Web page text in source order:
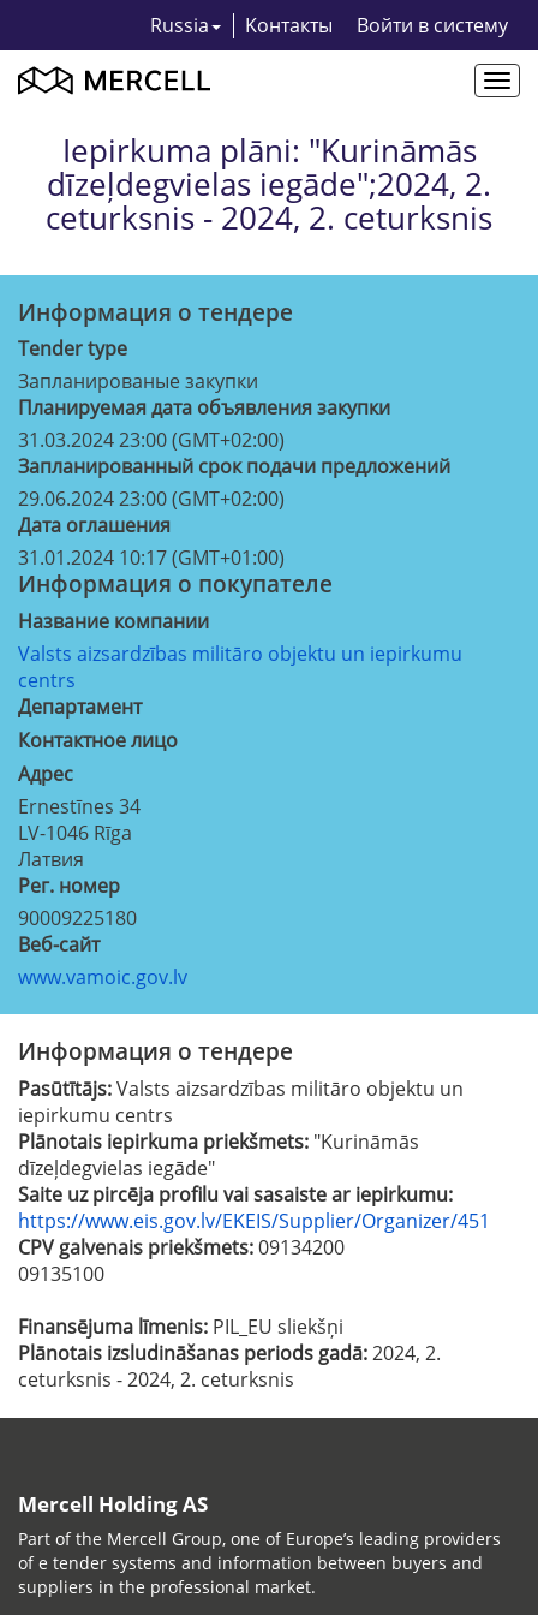
Russia Kонтакты Bойти в систему
Iepirkuma plāni: "Kurināmās
dīzeļdegvielas iegāde";2024, 2.
ceturksnis - 2024, 2. ceturksnis
Информация о тендерe
Tender type
Запланированые закупки
Планируемая дата объявления закупки
31.03.2024 23:00 (GMT+02:00)
Запланированный срок подачи предложений
29.06.2024 23:00 (GMT+02:00)
Дата оглашения
31.01.2024 10:17 (GMT+01:00)
Информация о покупателе
Название компании
Valsts aizsardzības militāro objektu un iepirkumu
centrs
Департамент
Контактное лицо
Aдрес
Ernestīnes 34
LV-1046 Rīga
Латвия
Рег. номер
90009225180
Веб-сайт
www.vamoic.gov.lv
Информация о тендере
Pasūtītājs:Valsts aizsardzības militāro objektu un
iepirkumu centrs
Plānotais iepirkuma priekšmets: "Kurināmās
dīzeļdegvielas iegāde"
Saite uz pircēja profilu vai sasaiste ar iepirkumu:
https://www.eis.gov.lv/EKEIS/Supplier/Organizer/451
CPV galvenais priekšmets:09134200
09135100
Finansējuma līmenis: PIL_EU sliekšņi
Plānotais izsludināšanas periods gadā:2024, 2.
ceturksnis - 2024, 2. ceturksnis
Mercell Holding AS
Part of the Mercell Group, one of Europe’s leading providers
of e tender systems and information between buyers and
suppliers in the professional market.